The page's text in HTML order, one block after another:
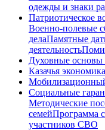
одежды и знаки
Патриотическое
Военно-полевые
делаПамятные
деятельность
Духовные основы
Казачья экономика
Социальные
Методические
семейПрограмма
участников СВО